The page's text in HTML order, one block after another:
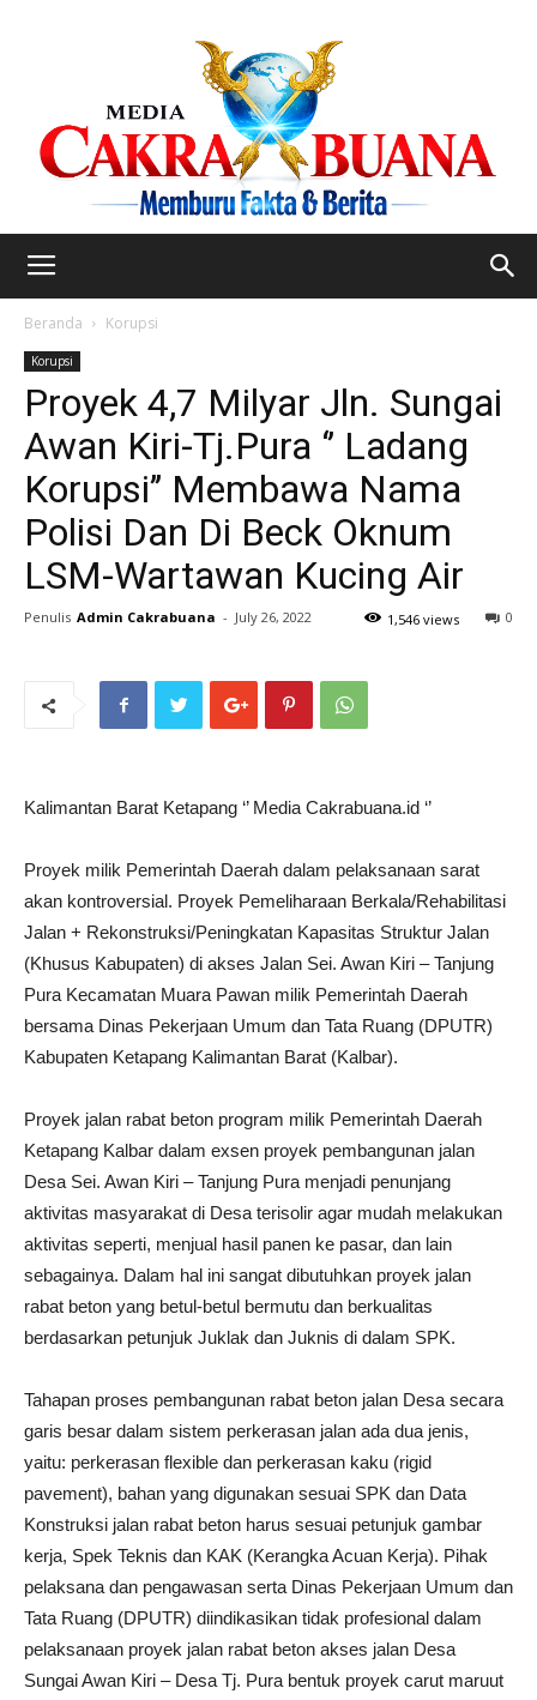
Beranda Korupsi
Korupsi
Proyek 4,7 Milyar Jln. Sungai
Awan Kiri-Tj.Pura ‘’ Ladang
Korupsi’’ Membawa Nama
Polisi Dan Di Beck Oknum
LSM-Wartawan Kucing Air
Penulis Admin Cakrabuana - July 26, 2022 0
1,546 views
Kalimantan Barat Ketapang ‘’ Media Cakrabuana.id ‘’
Proyek milik Pemerintah Daerah dalam pelaksanaan sarat
akan kontroversial. Proyek Pemeliharaan Berkala/Rehabilitasi
Jalan + Rekonstruksi/Peningkatan Kapasitas Struktur Jalan
(Khusus Kabupaten) di akses Jalan Sei. Awan Kiri – Tanjung
Pura Kecamatan Muara Pawan milik Pemerintah Daerah
bersama Dinas Pekerjaan Umum dan Tata Ruang (DPUTR)
Kabupaten Ketapang Kalimantan Barat (Kalbar).
Proyek jalan rabat beton program milik Pemerintah Daerah
Ketapang Kalbar dalam exsen proyek pembangunan jalan
Desa Sei. Awan Kiri – Tanjung Pura menjadi penunjang
aktivitas masyarakat di Desa terisolir agar mudah melakukan
aktivitas seperti, menjual hasil panen ke pasar, dan lain
sebagainya. Dalam hal ini sangat dibutuhkan proyek jalan
rabat beton yang betul-betul bermutu dan berkualitas
berdasarkan petunjuk Juklak dan Juknis di dalam SPK.
Tahapan proses pembangunan rabat beton jalan Desa secara
garis besar dalam sistem perkerasan jalan ada dua jenis,
yaitu: perkerasan flexible dan perkerasan kaku (rigid
pavement), bahan yang digunakan sesuai SPK dan Data
Konstruksi jalan rabat beton harus sesuai petunjuk gambar
kerja, Spek Teknis dan KAK (Kerangka Acuan Kerja). Pihak
pelaksana dan pengawasan serta Dinas Pekerjaan Umum dan
Tata Ruang (DPUTR) diindikasikan tidak profesional dalam
pelaksanaan proyek jalan rabat beton akses jalan Desa
Sungai Awan Kiri – Desa Tj. Pura bentuk proyek carut maruut